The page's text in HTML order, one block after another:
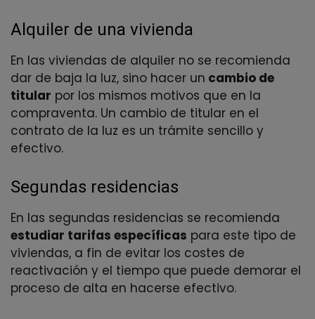
Alquiler de una vivienda
En las viviendas de alquiler no se recomienda
dar de baja la luz, sino hacer un cambio de
titular por los mismos motivos que en la
compraventa. Un cambio de titular en el
contrato de la luz es un trámite sencillo y
efectivo.
Segundas residencias
En las segundas residencias se recomienda
estudiar tarifas específicas para este tipo de
viviendas, a fin de evitar los costes de
reactivación y el tiempo que puede demorar el
proceso de alta en hacerse efectivo.